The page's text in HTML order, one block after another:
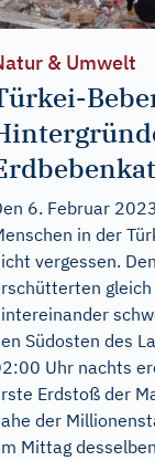
& Umwelt
6. Februar
in der
vergessen.
gleich
Südosten des
Uhr nachts
Erdstoß der
der
Mittag